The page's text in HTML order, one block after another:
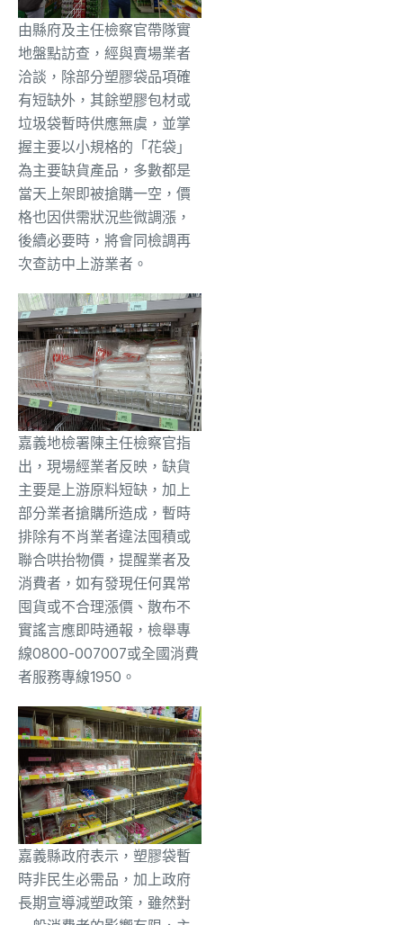
由縣府及主任檢察官帶隊實
地盤點訪查，經與賣場業者
洽談，除部分塑膠袋品項確
有短缺外，其餘塑膠包材或
垃圾袋暫時供應無虞，並掌
握主要以小規格的「花袋」
為主要缺貨產品，多數都是
當天上架即被搶購一空，價
格也因供需狀況些微調漲，
後續必要時，將會同檢調再
次查訪中上游業者。
嘉義地檢署陳主任檢察官指
出，現場經業者反映，缺貨
主要是上游原料短缺，加上
部分業者搶購所造成，暫時
排除有不肖業者違法囤積或
聯合哄抬物價，提醒業者及
消費者，如有發現任何異常
囤貨或不合理漲價、散布不
實謠言應即時通報，檢舉專
線0800-007007或全國消費
者服務專線1950。
嘉義縣政府表示，塑膠袋暫
時非民生必需品，加上政府
長期宣導減塑政策，雖然對